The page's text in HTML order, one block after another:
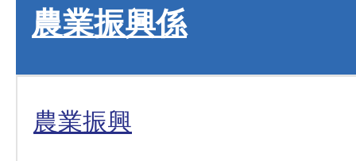
農業振興係
農業振興